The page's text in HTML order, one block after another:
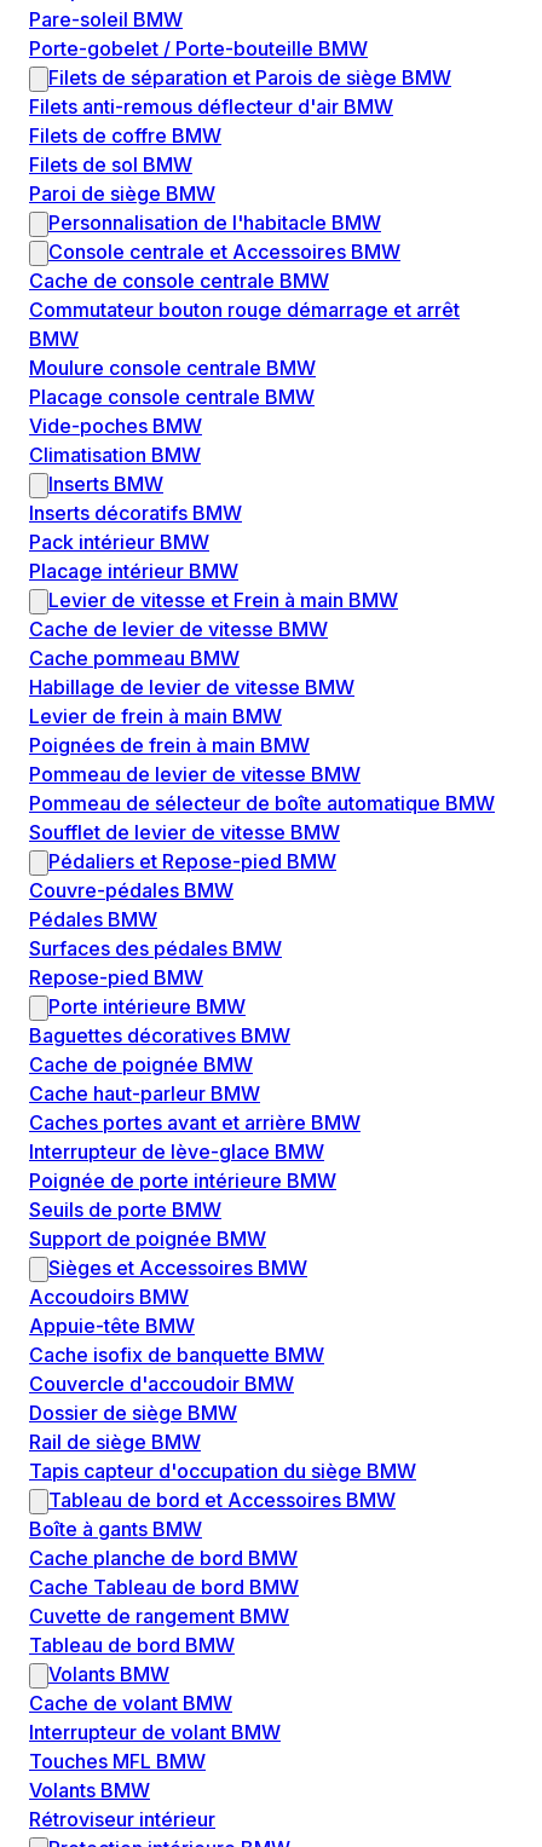
Pare-soleil BMW
Porte-gobelet / Porte-bouteille BMW
Filets de séparation et Parois de siège BMW
Filets anti-remous déflecteur d'air BMW
Filets de coffre BMW
Filets de sol BMW
Paroi de siège BMW
Personnalisation de l'habitacle BMW
Console centrale et Accessoires BMW
Cache de console centrale BMW
Commutateur bouton rouge démarrage et arrêt
BMW
Moulure console centrale BMW
Placage console centrale BMW
Vide-poches BMW
Climatisation BMW
Inserts BMW
Inserts décoratifs BMW
Pack intérieur BMW
Placage intérieur BMW
Levier de vitesse et Frein à main BMW
Cache de levier de vitesse BMW
Cache pommeau BMW
Habillage de levier de vitesse BMW
Levier de frein à main BMW
Poignées de frein à main BMW
Pommeau de levier de vitesse BMW
Pommeau de sélecteur de boîte automatique BMW
Soufflet de levier de vitesse BMW
Pédaliers et Repose-pied BMW
Couvre-pédales BMW
Pédales BMW
Surfaces des pédales BMW
Repose-pied BMW
Porte intérieure BMW
Baguettes décoratives BMW
Cache de poignée BMW
Cache haut-parleur BMW
Caches portes avant et arrière BMW
Interrupteur de lève-glace BMW
Poignée de porte intérieure BMW
Seuils de porte BMW
Support de poignée BMW
Sièges et Accessoires BMW
Accoudoirs BMW
Appuie-tête BMW
Cache isofix de banquette BMW
Couvercle d'accoudoir BMW
Dossier de siège BMW
Rail de siège BMW
Tapis capteur d'occupation du siège BMW
Tableau de bord et Accessoires BMW
Boîte à gants BMW
Cache planche de bord BMW
Cache Tableau de bord BMW
Cuvette de rangement BMW
Tableau de bord BMW
Volants BMW
Cache de volant BMW
Interrupteur de volant BMW
Touches MFL BMW
Volants BMW
Rétroviseur intérieur